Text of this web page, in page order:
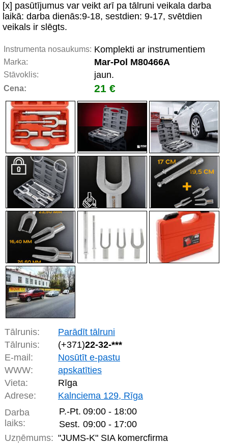
[x] pasūtījumus var veikt arī pa tālruni veikala darba
laikā: darba dienās:9-18, sestdien: 9-17, svētdien
veikals ir slēgts.
Instrumenta nosaukums: Komplekti ar instrumentiem
Marka: Mar-Pol M80466A
Stāvoklis: jaun.
Cena: 21 €
Tālrunis:
Parādīt tālruni
Tālrunis:
(+371)22-32-***
E-mail:
Nosūtīt e-pastu
WWW:
apskatīties
Vieta:
Rīga
Adrese:
Kalnciema 129, Rīga
Darba
laiks:
P.-Pt. 09:00 - 18:00
Sest. 09:00 - 17:00
Uzņēmums: "JUMS-K" SIA komercfirma